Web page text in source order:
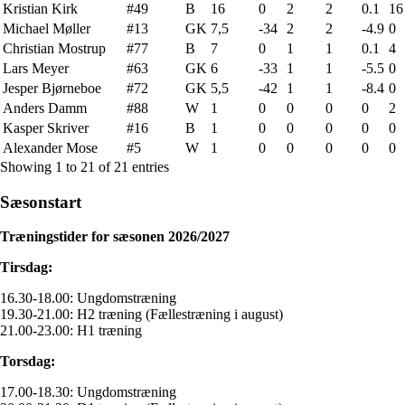
Kristian Kirk
#49 B 16 0 2 2 0.1 16
Michael Møller
#13 GK 7,5 -34 2 2 -4.9 0
Christian Mostrup
#77 B 7 0 1 1 0.1 4
Lars Meyer
#63 GK 6 -33 1 1 -5.5 0
Jesper Bjørneboe
#72 GK 5,5 -42 1 1 -8.4 0
Anders Damm
#88 W 1 0 0 0 0 2
Kasper Skriver
#16 B 1 0 0 0 0 0
Alexander Mose
#5 W 1 0 0 0 0 0
Showing 1 to 21 of 21 entries
Sæsonstart
Træningstider for sæsonen 2026/2027
Tirsdag:
16.30-18.00: Ungdomstræning
19.30-21.00: H2 træning (Fællestræning i august)
21.00-23.00: H1 træning
Torsdag:
17.00-18.30: Ungdomstræning